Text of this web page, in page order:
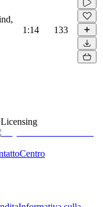
1:14 133
Centro